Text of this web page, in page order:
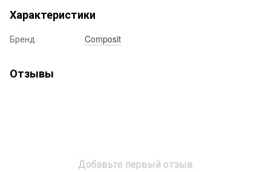
Характеристики
Бренд Composit
Отзывы
Добавьте первый отзыв